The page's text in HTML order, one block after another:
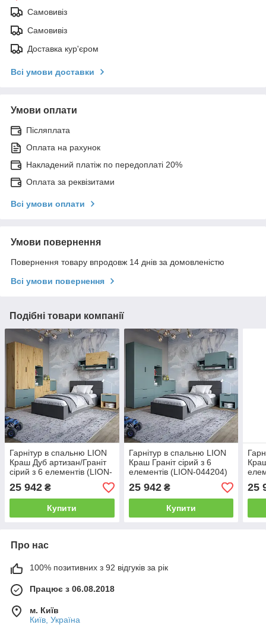
Самовивіз
Самовивіз
Доставка кур'єром
Всі умови доставки
Умови оплати
Післяплата
Оплата на рахунок
Накладений платіж по передоплаті 20%
Оплата за реквізитами
Всі умови оплати
Умови повернення
Повернення товару впродовж 14 днів за домовленістю
Всі умови повернення
Подібні товари компанії
Гарнітур в спальню LION
Краш Дуб артизан/Граніт
сірий з 6 елементів (LION-
044202)
25 942 ₴
Купити
Гарнітур в спальню LION
Краш Граніт сірий з 6
елементів (LION-044204)
25 942₴
Купити
25
Про нас
100% позитивних з 92 відгуків за рік
Працює з 06.08.2018
м. Київ
Київ, Україна